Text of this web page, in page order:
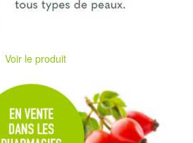
Voir le produit